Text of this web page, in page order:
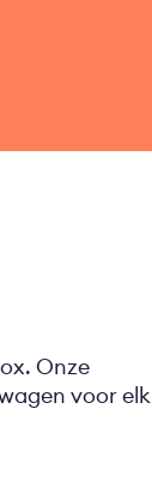
Onze
voor elk